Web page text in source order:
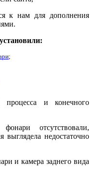
к нам для дополнения
;
процесса и конечного
отсутствовали,
выглядела недостаточно